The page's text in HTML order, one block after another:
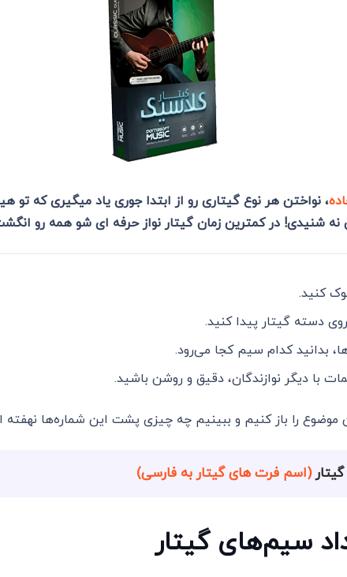
، نواختن هر نوع گیتاری رو از ابتدا جوری یاد میگیری که
نه شنیدی! در کمترین زمان گیتار نواز حرفه ای شو همه رو
کنید.
دسته گیتار پیدا کنید.
بدانید کدام سیم کجا می‌رود.
با دیگر نوازندگان، دقیق و روشن باشید.
موضوع را باز کنیم و ببینیم چه چیزی پشت این شماره‌ها
(اسم فرت های گیتار به فارسی)
سیم‌های گیتار